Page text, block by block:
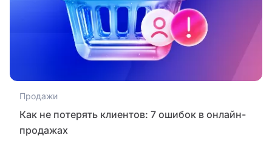
Продажи
Как не потерять клиентов: 7 ошибок в онлайн-
продажах